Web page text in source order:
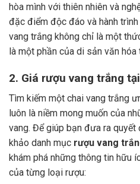
hòa mình với thiên nhiên và
đặc điểm độc đáo và hành
vang trắng không chỉ là một
là một phần của di sản văn hóa
2. Giá rượu vang trắng
Tìm kiếm một chai vang trắng
luôn là niềm mong muốn của
vang. Để giúp bạn đưa ra quyết
khảo danh mục rượu vang
khám phá những thông tin hữu
của từng loại rượu: